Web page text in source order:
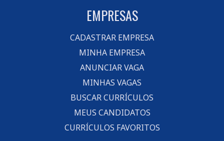
EMPRESAS
CADASTRAR EMPRESA
MINHA EMPRESA
ANUNCIAR VAGA
MINHAS VAGAS
BUSCAR CURRÍCULOS
MEUS CANDIDATOS
CURRÍCULOS FAVORITOS